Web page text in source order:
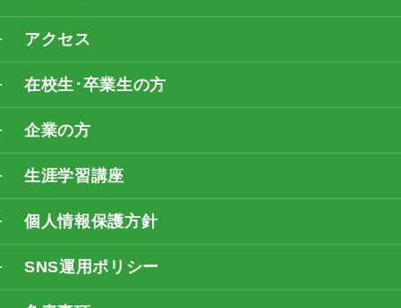
アクセス
在校生･卒業生の方
企業の方
生涯学習講座
個人情報保護方針
SNS運用ポリシー